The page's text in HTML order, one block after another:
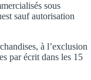
sous
sauf autorisation
à l’exclusion
par écrit dans les 15